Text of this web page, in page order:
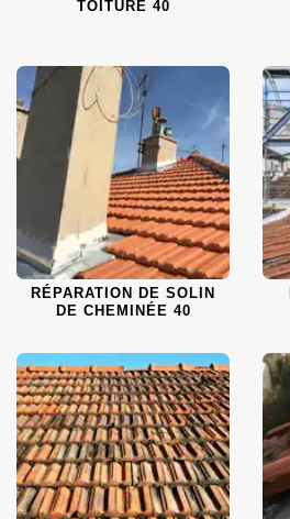
TOITURE 40
RÉPARATION DE SOLIN
DE CHEMINÉE 40